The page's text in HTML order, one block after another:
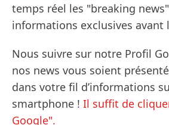
temps réel les "breaking
informations exclusives avant
Nous suivre sur notre Profil
nos news vous soient
dans votre fil d’informations
smartphone ! Il suffit de
Google".